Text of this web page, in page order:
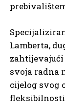
Lamberta,
svoja radna
cijelog svog